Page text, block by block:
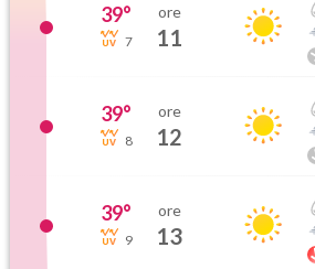
39°
7
ore
11
39°
8
ore
12
39°
9
ore
13